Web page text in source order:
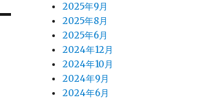
2025年9月
2025年8月
2025年6月
2024年12月
2024年10月
2024年9月
2024年6月